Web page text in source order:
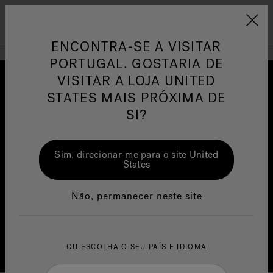
Jacuzzi&reg; EMEA
Jacuzzi® Sensational
Wellness™
ENCONTRA-SE A VISITAR
PORTUGAL. GOSTARIA DE
VISITAR A LOJA UNITED
STATES MAIS PRÓXIMA DE
SI?
Sim, direcionar-me para o site United
States
Não, permanecer neste site
OU ESCOLHA O SEU PAÍS E IDIOMA